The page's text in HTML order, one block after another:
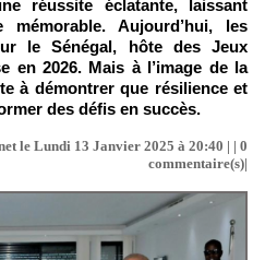
réussite éclatante, laissant
Aujourd’hui, les
le Sénégal, hôte des Jeux
en 2026. Mais à l’image de la
à démontrer que résilience et
des défis en succès.
le Lundi 13 Janvier 2025 à 20:40 | | 0
commentaire(s)|